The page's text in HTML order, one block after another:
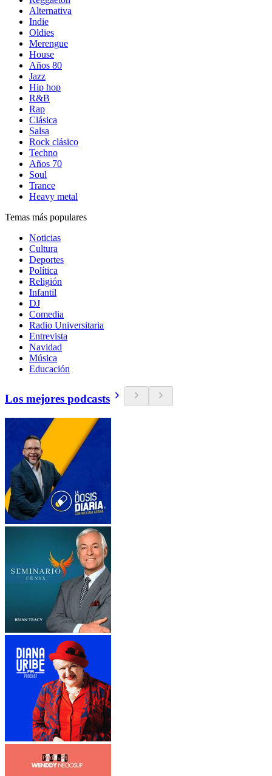
Alternativa
Indie
Oldies
Merengue
House
Años 80
Jazz
Hip hop
R&B
Rap
Clásica
Salsa
Rock clásico
Techno
Años 70
Soul
Trance
Heavy metal
Temas más populares
Noticias
Cultura
Deportes
Política
Religión
Infantil
DJ
Comedia
Radio Universitaria
Entrevista
Navidad
Música
Educación
Los mejores podcasts